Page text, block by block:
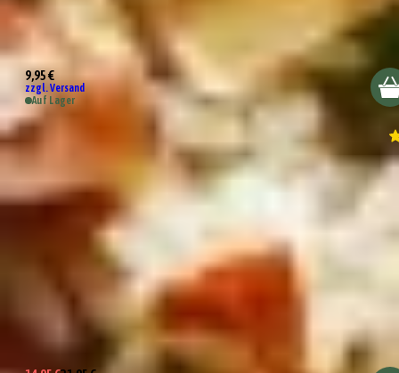
Wundertüte Grillstation
9,95 €
zzgl. Versand
Auf Lager
Wundertüte Lizenz zum Grillen